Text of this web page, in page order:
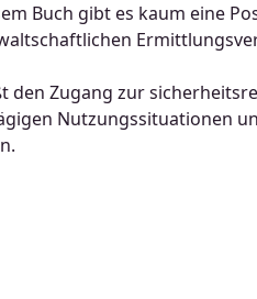
Buch gibt es kaum eine
Zugang zur
Nutzungssituationen